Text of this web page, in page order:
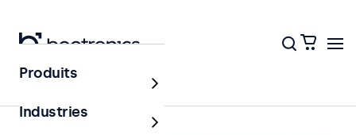
Accueil
Produits
Industries